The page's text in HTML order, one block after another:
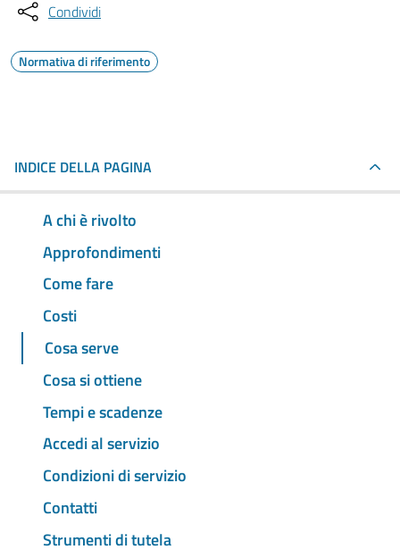
Condividi
Normativa di riferimento
INDICE DELLA PAGINA
A chi è rivolto
Approfondimenti
Come fare
Costi
Cosa serve
Cosa si ottiene
Tempi e scadenze
Accedi al servizio
Condizioni di servizio
Contatti
Strumenti di tutela